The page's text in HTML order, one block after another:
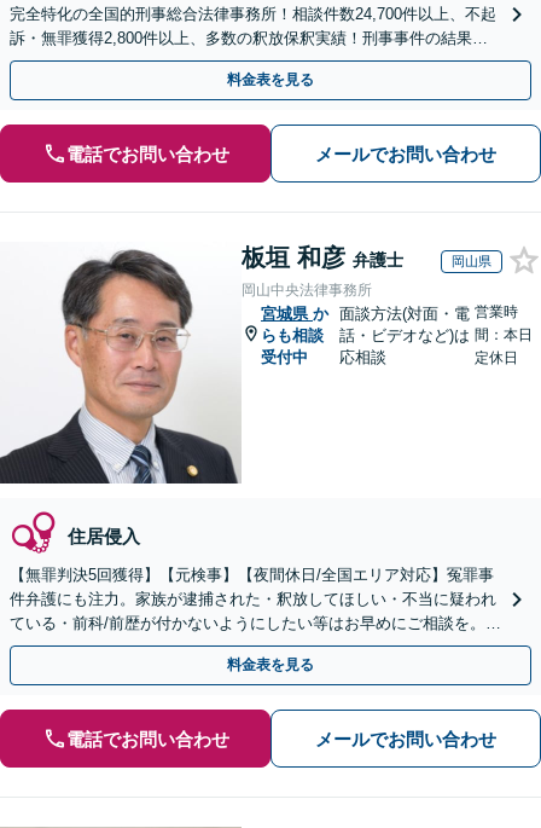
完全特化の全国的刑事総合法律事務所！相談件数24,700件以上、不起
訴・無罪獲得2,800件以上、多数の釈放保釈実績！刑事事件の結果は
弁護士の腕次第で変わります【初回相談無料】
料金表を見る
電話でお問い合わせ メールでお問い合わせ
板垣 和彦 弁護士 岡山県
岡山中央法律事務所
宮城県 か
らも相談
受付中
面談方法(対面・電
話・ビデオなど)は
応相談
営業時
間：本日
定休日
住居侵入
【無罪判決5回獲得】【元検事】【夜間休日/全国エリア対応】冤罪事
件弁護にも注力。家族が逮捕された・釈放してほしい・不当に疑われ
ている・前科/前歴が付かないようにしたい等はお早めにご相談を。迅
速に的確な対応に定評あり【分割払い可】
料金表を見る
電話でお問い合わせ メールでお問い合わせ